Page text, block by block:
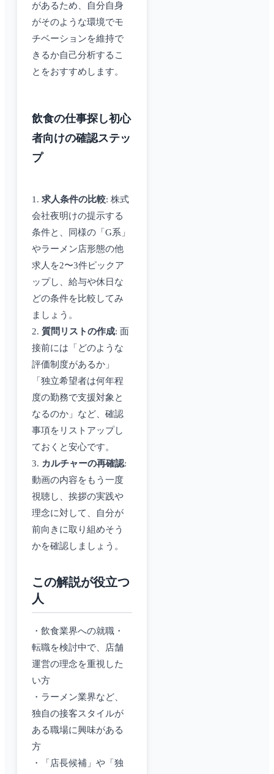
があるため、自分自身
がそのような環境でモ
チベーションを維持で
きるか自己分析するこ
とをおすすめします。
飲食の仕事探し初心
者向けの確認ステッ
プ
1. 求人条件の比較: 株式
会社夜明けの提示する
条件と、同様の「G系」
やラーメン店形態の他
求人を2〜3件ピックア
ップし、給与や休日な
どの条件を比較してみ
ましょう。
2. 質問リストの作成: 面
接前には「どのような
評価制度があるか」
「独立希望者は何年程
度の勤務で支援対象と
なるのか」など、確認
事項をリストアップし
ておくと安心です。
3. カルチャーの再確認:
動画の内容をもう一度
視聴し、挨拶の実践や
理念に対して、自分が
前向きに取り組めそう
かを確認しましょう。
この解説が役立つ
人
・飲食業界への就職・
転職を検討中で、店舗
運営の理念を重視した
い方
・ラーメン業界など、
独自の接客スタイルが
ある職場に興味がある
方
・「店長候補」や「独